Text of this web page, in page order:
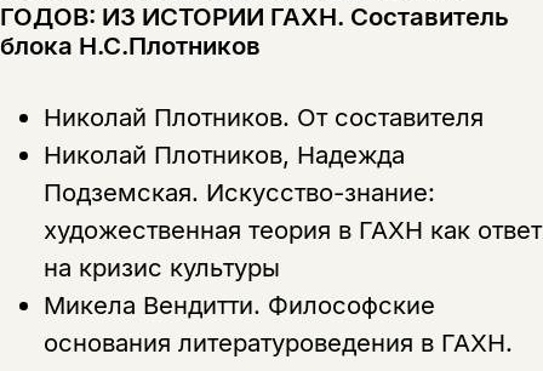
ГОДОВ: ИЗ ИСТОРИИ ГАХН. Составитель
блока Н.С.Плотников
Николай Плотников. От составителя
Николай Плотников, Надежда
Подземская. Искусство-знание:
художественная теория в ГАХН как ответ
на кризис культуры
Микела Вендитти. Философские
основания литературоведения в ГАХН.
о книгах и событиях «НЛО».
За подписку дарим промокод на
Этой книги временно
уведомления, и при поступлении книги
на склад получить письмо на указанный
электронный адрес.
Я соглашаюсь сПолитикой конфиденциальности
Эта книга
не предназначена для
несовершеннолетних
Скажите, пожалуйста,